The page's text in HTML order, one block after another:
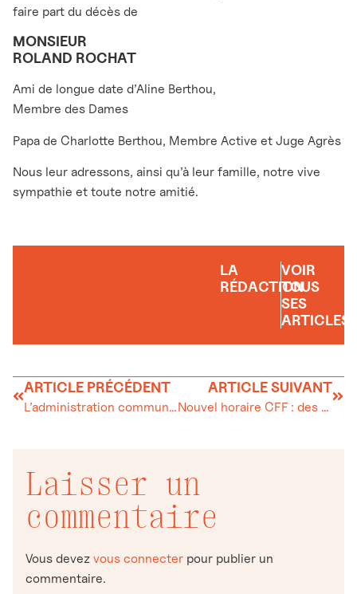
faire part du décès de
MONSIEUR
ROLAND ROCHAT
Ami de longue date d’Aline Berthou,
Membre des Dames
Papa de Charlotte Berthou, Membre Active et Juge Agrès
Nous leur adressons, ainsi qu’à leur famille, notre vive
sympathie et toute notre amitié.
LA
RÉDACTION
VOIR
TOUS
SES
ARTICLES
ARTICLE PRÉCÉDENT
L’administration communale de L’Abbaye – Horaire
ARTICLE SUIVANT
Nouvel horaire CFF : des précisions
Laisser un
commentaire
Vous devez vous connecter pour publier un
commentaire.